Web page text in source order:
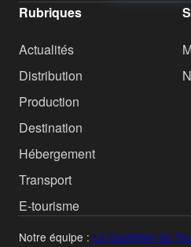
Rubriques
Actualités
Distribution
Production
Destination
Hébergement
Transport
E-tourisme
Notre équipe : Le Quotidien du